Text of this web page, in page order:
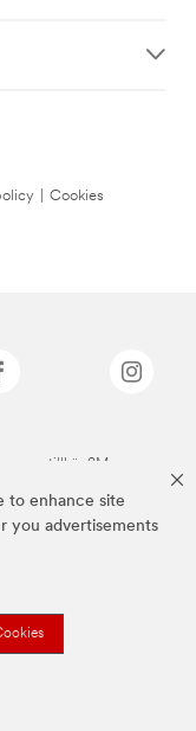
to enhance site
you advertisements
Cookies
som tillhör 3M.